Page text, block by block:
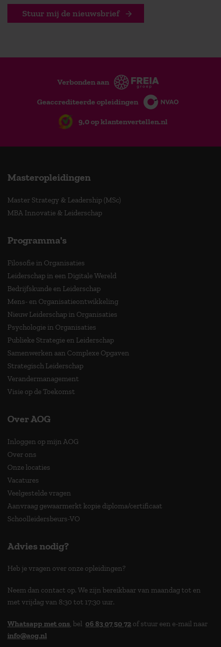
Stuur mij de nieuwsbrief
Verbonden aan
Geaccrediteerde opleidingen
9,0 op klantenvertellen.nl
Masteropleidingen
Master Strategy & Leadership (MSc)
MBA Innovatie & Leiderschap
Programma's
Filosofie in Organisaties
Leiderschap in een Digitale Wereld
Bedrijfskunde en Leiderschap
Mens- en Organisatieontwikkeling
Nieuw Leiderschap in Organisaties
Psychologie in Organisaties
Publieke Strategie en Leiderschap
Samenwerken aan Complexe Opgaven
Strategisch Leiderschap
Verandermanagement
Visie op de Toekomst
Over AOG
Inloggen op mijn AOG
Over ons
Onze locaties
Vacatures
Veelgestelde vragen
Aanvraag gewaarmerkt kopie diploma/certificaat
Schoolleidersbeurs-VO
Advies nodig?
Heb je vragen over onze opleidingen?
Neem dan contact op. We zijn bereikbaar van maandag tot en
met vrijdag van 8:30 tot 17:30 uur.
Whatsapp met ons, bel 06 83 07 50 72 of stuur een e-mail naar
info@aog.nl